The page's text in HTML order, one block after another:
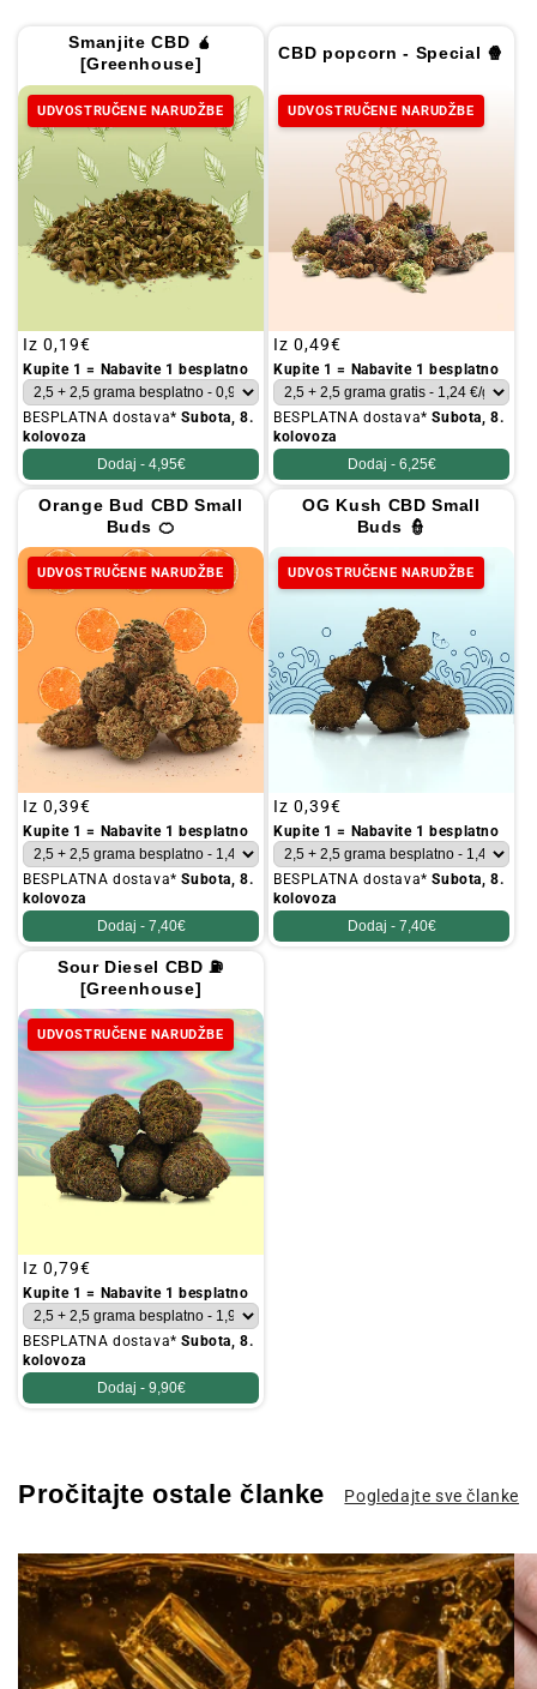
Smanjite CBD 🧉
[Greenhouse]
UDVOSTRUČENE NARUDŽBE
Redovna
cijena
Iz 0,19€
Kupite 1 = Nabavite 1 besplatno
BESPLATNA dostava*Subota, 8.
kolovoza
Dodaj - 4,95€
CBD popcorn - Special 🍿
UDVOSTRUČENE NARUDŽBE
Redovna
cijena
Iz 0,49€
Kupite 1 = Nabavite 1 besplatno
BESPLATNA dostava*Subota, 8.
kolovoza
Dodaj - 6,25€
Orange Bud CBD Small
Buds 🍊
UDVOSTRUČENE NARUDŽBE
Redovna
cijena
Iz 0,39€
Kupite 1 = Nabavite 1 besplatno
BESPLATNA dostava*Subota, 8.
kolovoza
Dodaj - 7,40€
OG Kush CBD Small
Buds 👮
UDVOSTRUČENE NARUDŽBE
Redovna
cijena
Iz 0,39€
Kupite 1 = Nabavite 1 besplatno
BESPLATNA dostava*Subota, 8.
kolovoza
Dodaj - 7,40€
Sour Diesel CBD ⛽
[Greenhouse]
UDVOSTRUČENE NARUDŽBE
Redovna
cijena
Iz 0,79€
Kupite 1 = Nabavite 1 besplatno
BESPLATNA dostava*Subota, 8.
kolovoza
Dodaj - 9,90€
Pročitajte ostale članke Pogledajte sve članke